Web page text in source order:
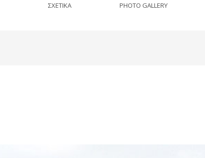
ΣΧΕΤΙΚΑ PHOTO GALLERY